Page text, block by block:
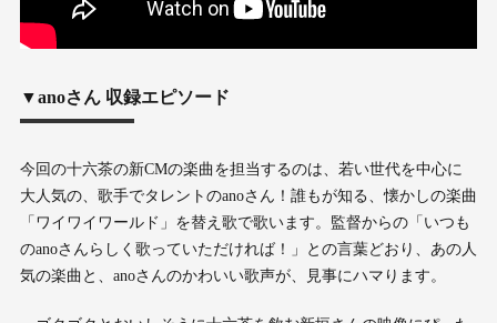
▼anoさん 収録エピソード
今回の十六茶の新CMの楽曲を担当するのは、若い世代を中心に
大人気の、歌手でタレントのanoさん！誰もが知る、懐かしの楽曲
「ワイワイワールド」を替え歌で歌います。監督からの「いつも
のanoさんらしく歌っていただければ！」との言葉どおり、あの人
気の楽曲と、anoさんのかわいい歌声が、見事にハマります。